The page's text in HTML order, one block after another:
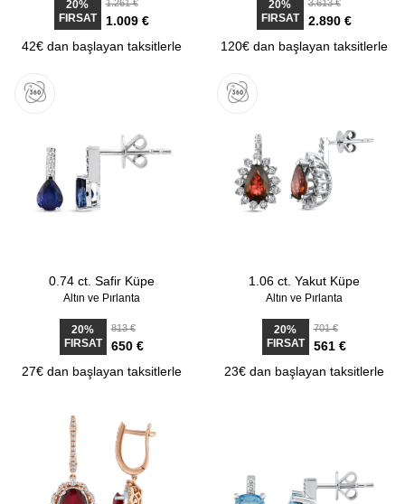
20%
FIRSAT
1.261 €
1.009 €
42€ dan başlayan taksitlerle
20%
FIRSAT
3.613 €
2.890 €
120€ dan başlayan taksitlerle
0.74 ct. Safir Küpe
Altın ve Pırlanta
20%
FIRSAT
813 €
650 €
27€ dan başlayan taksitlerle
1.06 ct. Yakut Küpe
Altın ve Pırlanta
20%
FIRSAT
701 €
561 €
23€ dan başlayan taksitlerle